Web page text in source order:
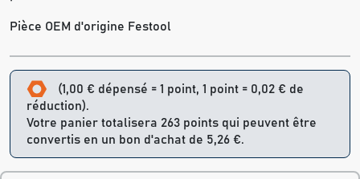
Pièce OEM d'origine Festool
(1,00 € dépensé = 1 point, 1 point = 0,02 € de
réduction).
Votre panier totalisera 263 points qui peuvent être
convertis en un bon d'achat de 5,26 €.